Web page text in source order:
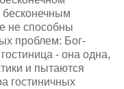
бесконечным
не способны
проблем: Бог-
- она одна,
и пытаются
гостиничных